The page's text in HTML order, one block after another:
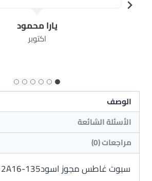
يارا محمود
اكتوبر
الوصف
الأسئلة الشائعة
مراجعات (0)
سبوت غاطس مجوز اسود135-2A16